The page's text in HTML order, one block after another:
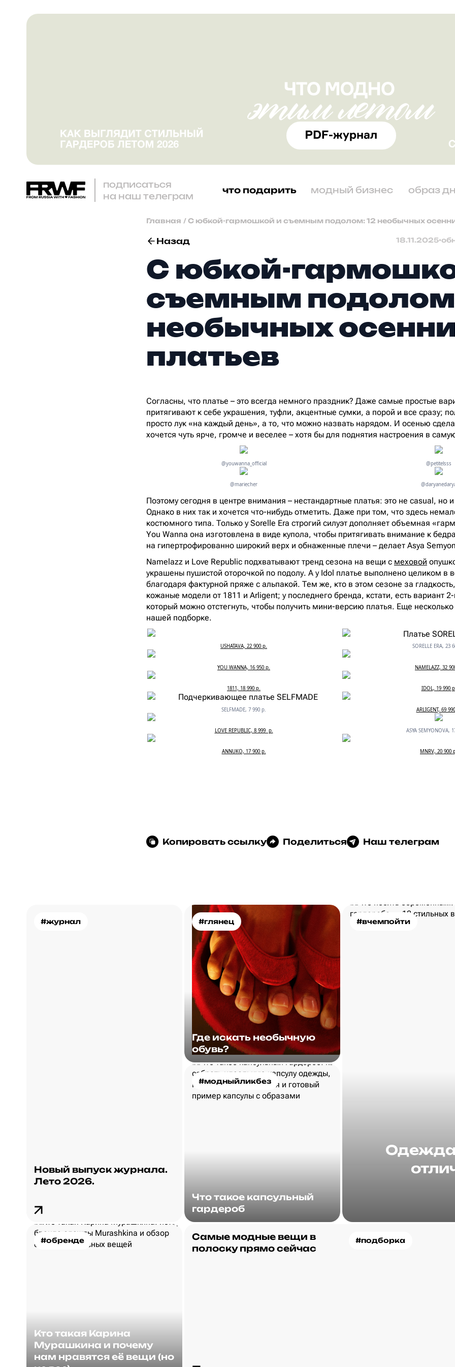
подписаться
на наш телеграм
что подарить модный бизнес образ
Главная / С юбкой-гармошкой и съемным подолом: 12 необычных
Назад 18.11.2025•
С юбкой-
съемным
необычных
платьев
Согласны, что платье – это всегда немного праздник? Даже самые простые
притягивают к себе украшения, туфли, акцентные сумки, а порой и все сразу;
просто лук «на каждый день», а то, что можно назвать нарядом. И осенью
хочется чуть ярче, громче и веселее – хотя бы для поднятия настроения в
@youwanna_official @petitelsss
@mariecher
Поэтому сегодня в центре внимания – нестандартные платья: это не casual, но
Однако в них так и хочется что-нибудь отметить. Даже при том, что здесь
костюмного типа. Только у Sorelle Era строгий силуэт дополняет объемная
You Wanna она изготовлена в виде купола, чтобы притягивать внимание к
на гипертрофированно широкий верх и обнаженные плечи – делает Asya
Namelazz и Love Republic подхватывают тренд сезона на вещи с меховой
украшены пушистой оторочкой по подолу. А у Idol платье выполнено целиком в
благодаря фактурной пряже с альпакой. Тем же, кто в этом сезоне за
кожаные модели от 1811 и Arligent; у последнего бренда, кстати, есть вариант
который можно отстегнуть, чтобы получить мини-версию платья. Еще
нашей подборке.
USHATAVA, 22 900 р. SORELLE ERA, 23
YOU WANNA, 16 950 р. NAMELAZZ, 32
1811, 18 990 р. IDOL, 19 990
SELFMADE, 7 990 р. ARLIGENT, 69
LOVE REPUBLIC, 8 999 р. ASYA SEMYONOVA,
ANNUKO, 17 900 р. MNRV, 20 900
Копировать ссылку Поделиться Наш телеграм
#журнал
Новый выпуск журнала.
Лето 2026.
#глянец
Где искать необычную
обувь?
#вчемпойти
Одежда
#модныйликбез
Что такое капсульный
гардероб
#обренде
Кто такая Карина
Мурашкина и почему
нам нравятся её вещи (но
#подборка
Самые модные вещи в
полоску прямо сейчас